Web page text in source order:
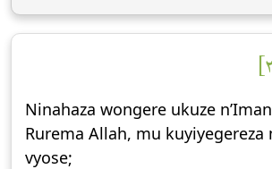
Ninahaza wongere ukuze
Rurema Allah, mu kuyiyegereza
vyose;